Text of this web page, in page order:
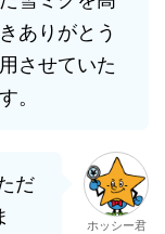
ありがとう
させていた
。
だ
ホッシー君